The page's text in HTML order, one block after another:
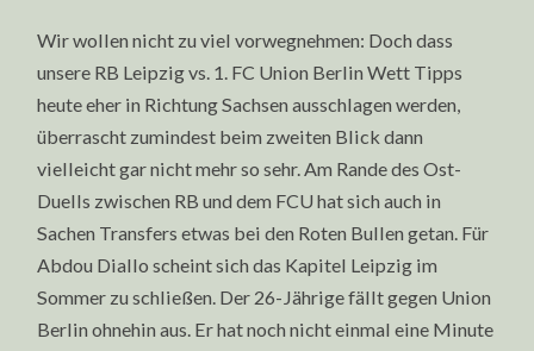
Wir wollen nicht zu viel vorwegnehmen: Doch dass
unsere RB Leipzig vs. 1. FC Union Berlin Wett Tipps
heute eher in Richtung Sachsen ausschlagen werden,
überrascht zumindest beim zweiten Blick dann
vielleicht gar nicht mehr so sehr. Am Rande des Ost-
Duells zwischen RB und dem FCU hat sich auch in
Sachen Transfers etwas bei den Roten Bullen getan. Für
Abdou Diallo scheint sich das Kapitel Leipzig im
Sommer zu schließen. Der 26-Jährige fällt gegen Union
Berlin ohnehin aus. Er hat noch nicht einmal eine Minute